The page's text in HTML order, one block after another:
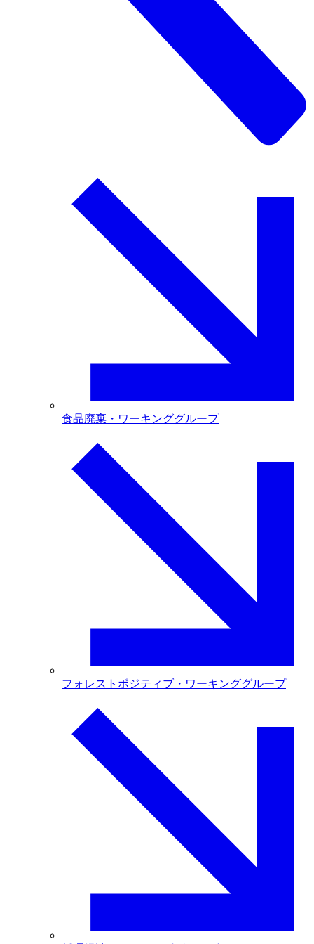
食品廃棄・ワーキンググループ
フォレストポジティブ・ワーキンググループ